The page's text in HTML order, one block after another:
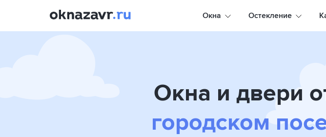
Окна Остекление
Окна и двери
городском